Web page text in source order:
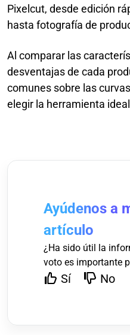
Pixelcut, desde edición
hasta fotografía de
Al comparar las
desventajas de cada
comunes sobre las
elegir la herramienta
Ayúdenos a
artículo
¿Ha sido útil la
voto es importante
Sí No